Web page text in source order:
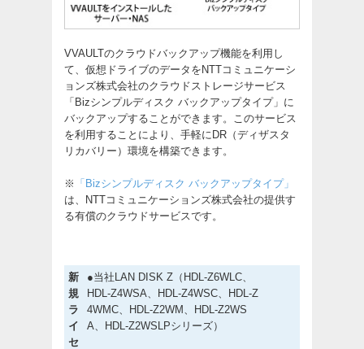
VVAULTのクラウドバックアップ機能を利用し
て、仮想ドライブのデータをNTTコミュニケーシ
ョンズ株式会社のクラウドストレージサービス
「Bizシンプルディスク バックアップタイプ」に
バックアップすることができます。このサービス
を利用することにより、手軽にDR（ディザスタ
リカバリー）環境を構築できます。
※ 「Bizシンプルディスク バックアップタイプ」
は、NTTコミュニケーションズ株式会社の提供す
る有償のクラウドサービスです。
新
規
ラ
イ
セ
●当社LAN DISK Z（HDL-Z6WLC、
HDL-Z4WSA、HDL-Z4WSC、HDL-Z
4WMC、HDL-Z2WM、HDL-Z2WS
A、HDL-Z2WSLPシリーズ）